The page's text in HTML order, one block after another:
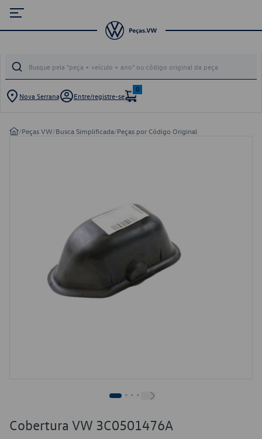
Nova Serrana Entre/registre-se
0
/Peças VW/Busca Simplificada/Peças por Código Original
Cobertura VW 3C0501476A